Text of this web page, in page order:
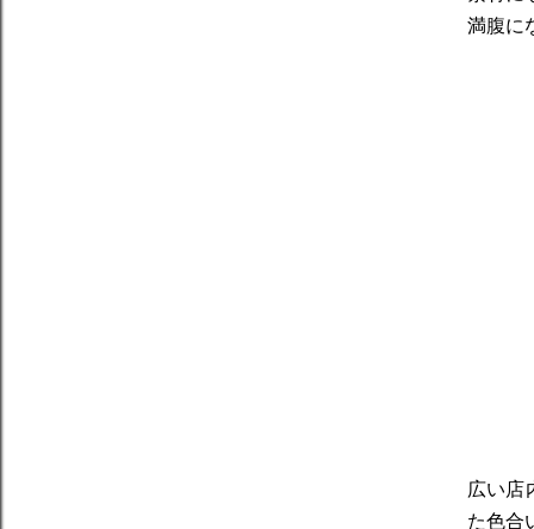
満腹に
広い店
た色合